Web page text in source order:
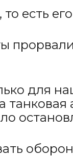
есть
для